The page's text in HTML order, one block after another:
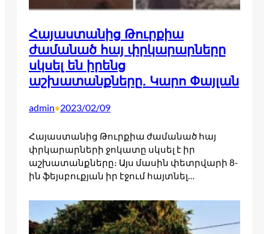
Հայաստանից Թուրքիա
ժամանած հայ փրկարարները
սկսել են իրենց
աշխատանքները. Կարո Փայլան
admin•2023/02/09
Հայաստանից Թուրքիա ժամանած հայ
փրկարարների ջոկատը սկսել է իր
աշխատանքները։ Այս մասին փետրվարի 8-
ին ֆեյսբուքյան իր էջում հայտնել…